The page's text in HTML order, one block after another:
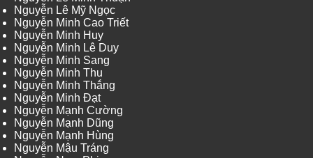
Nguyễn Lê Mỹ Ngọc
Nguyễn Minh Cao Triết
Nguyễn Minh Huy
Nguyễn Minh Lê Duy
Nguyễn Minh Sang
Nguyễn Minh Thu
Nguyễn Minh Thắng
Nguyễn Minh Đạt
Nguyễn Mạnh Cường
Nguyễn Mạnh Dũng
Nguyễn Mạnh Hùng
Nguyễn Mậu Tráng